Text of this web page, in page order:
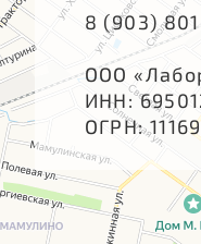
8 (903)
ООО
ИНН:
ОГРН: